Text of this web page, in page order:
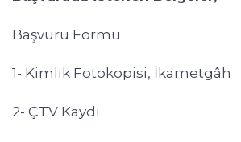
Başvuru Formu
1- Kimlik Fotokopisi, İkametgâh
2- ÇTV Kaydı